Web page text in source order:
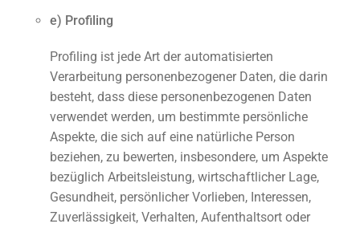
e) Profiling
Profiling ist jede Art der automatisierten
Verarbeitung personenbezogener Daten, die darin
besteht, dass diese personenbezogenen Daten
verwendet werden, um bestimmte persönliche
Aspekte, die sich auf eine natürliche Person
beziehen, zu bewerten, insbesondere, um Aspekte
bezüglich Arbeitsleistung, wirtschaftlicher Lage,
Gesundheit, persönlicher Vorlieben, Interessen,
Zuverlässigkeit, Verhalten, Aufenthaltsort oder